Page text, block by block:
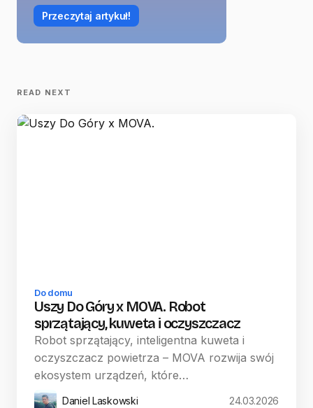
Przeczytaj artykuł!
READ NEXT
Do domu
Uszy Do Góry x MOVA. Robot
sprzątający, kuweta i oczyszczacz
Robot sprzątający, inteligentna kuweta i
oczyszczacz powietrza – MOVA rozwija swój
ekosystem urządzeń, które…
Daniel Laskowski 24.03.2026